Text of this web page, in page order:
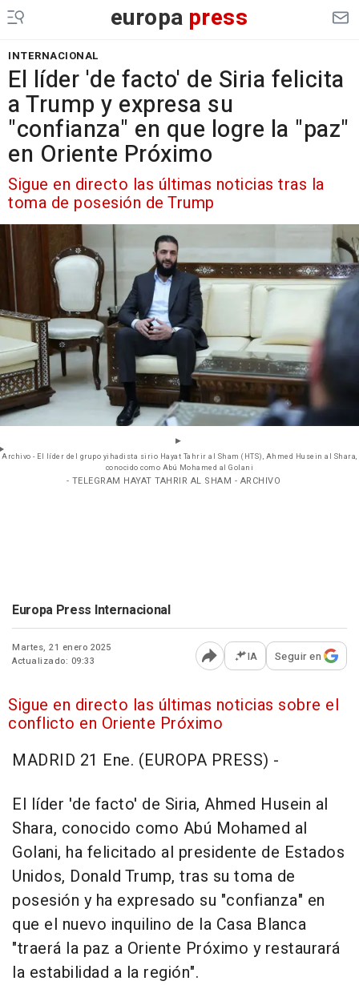
europa press
INTERNACIONAL
El líder 'de facto' de Siria felicita
a Trump y expresa su
"confianza" en que logre la "paz"
en Oriente Próximo
Sigue en directo las últimas noticias tras la
toma de posesión de Trump
Archivo - El líder del grupo yihadista sirio Hayat Tahrir al Sham (HTS), Ahmed Husein al Shara,
conocido como Abú Mohamed al Golani
- TELEGRAM HAYAT TAHRIR AL SHAM - ARCHIVO
Europa Press Internacional
Martes, 21 enero 2025
Actualizado: 09:33
Abrir opciones para
IA Seguir en
Sigue en directo las últimas noticias sobre el
conflicto en Oriente Próximo
MADRID 21 Ene. (EUROPA PRESS) -
El líder 'de facto' de Siria, Ahmed Husein al
Shara, conocido como Abú Mohamed al
Golani, ha felicitado al presidente de Estados
Unidos, Donald Trump, tras su toma de
posesión y ha expresado su "confianza" en
que el nuevo inquilino de la Casa Blanca
"traerá la paz a Oriente Próximo y restaurará
la estabilidad a la región".